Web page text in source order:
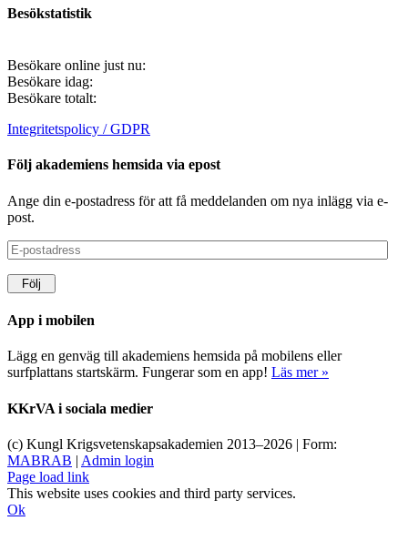
Besökstatistik
Besökare online just nu:
Besökare idag:
Besökare totalt:
Integritetspolicy / GDPR
Följ akademiens hemsida via epost
Ange din e-postadress för att få meddelanden om nya inlägg via e-
post.
E-
postadress
Följ
App i mobilen
Lägg en genväg till akademiens hemsida på mobilens eller
surfplattans startskärm. Fungerar som en app! Läs mer »
KKrVA i sociala medier
(c) Kungl Krigsvetenskapsakademien 2013–2026 | Form:
MABRAB | Admin login
Page load link
This website uses cookies and third party services.
Ok